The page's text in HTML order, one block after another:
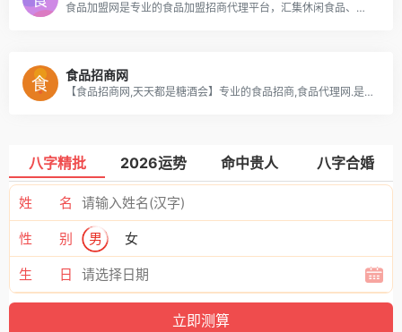
食品加盟网是专业的食品加盟招商代理平台，汇集休闲食品、方便食品、烘焙食品、低温食品、粮油食品、饮料饮品等加盟招商代理信息，是食品企业招商、食品代理商找产品的信息平台
食品招商网
【食品招商网,天天都是糖酒会】专业的食品招商,食品代理网.是集饮料,休闲食品,方便食品,膨化食品,调味品,米面粮油,预制食材招商代理等信息为一体的综合平台.是食品厂家与经销商良好对接的专业食品网站
八字精批 2026运势 命中贵人 八字合婚
姓 名
性 别 男 女
生 日